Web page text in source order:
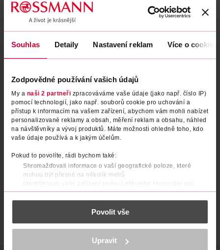
Souhlas Detaily Nastavení reklam Více o cookies
Zodpovědné používání vašich údajů
My a naši 2 partneři zpracováváme vaše údaje (jako např. číslo IP)
pomocí technologií, jako např. souborů cookie pro uchování a
přístup k informacím na vašem zařízení, abychom vám mohli nabízet
personalizované reklamy a obsah, měření reklam a obsahu, náhled
na návštěvníky a vývoj produktů. Máte možnosti ohledně toho, kdo
vaše údaje používá a k jakým účelům.
Pokud to povolíte, rádi bychom také:
Shromažďovali informace o vaší geografické poloze, které
mohou být přesné na několik metrů
Identifikovali vaše zařízení pomocí aktivního skenování pro
konkrétní charakteristiky (otisk prstu)
Zjistěte více o tom, jak zpracováváme vaše osobní údaje, a nastavte
části s podrobnostmi . Svůj souhlas můžete kdykoliv
K provozu stránek, personalizaci obsahu a reklam, funkcí sociálních
médií, analýze návštěvnosti, které mohou nést osobní údaje.
Povolit vše
Upravit
Deodorant sprej pro ženy
Fresh Comfort
59.90 Kč
Deodorant sprej Pure
69.90 Kč